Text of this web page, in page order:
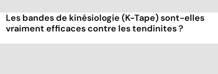
Les bandes de kinésiologie (K-Tape) sont-elles
vraiment efficaces contre les tendinites ?